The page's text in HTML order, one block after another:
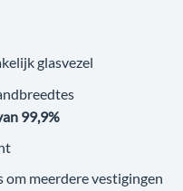
glasvezel
99,9%
meerdere vestigingen